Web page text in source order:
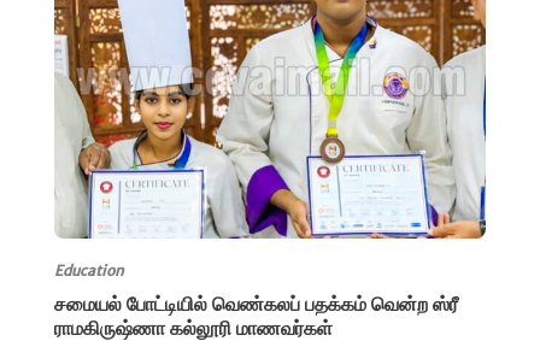
Education
சமையல் போட்டியில் வெண்கலப் பதக்கம் வென்ற ஸ்ரீ
ராமகிருஷ்ணா கல்லூரி மாணவர்கள்